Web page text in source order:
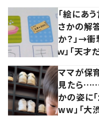
「絵にあ
さかの解
か？」→衝
ｗ」「天才
ママが保
見たら……
かの姿に
ww」「大